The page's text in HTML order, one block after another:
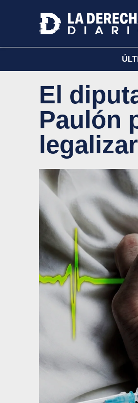
El
Paulón